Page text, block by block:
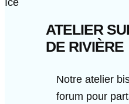
ATELIER
DE RIVIÈRE
Notre atelier
forum pour